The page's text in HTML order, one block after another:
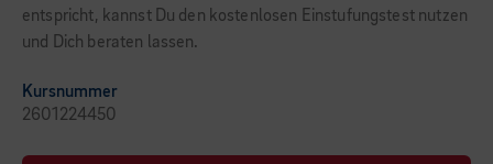
entspricht, kannst Du den kostenlosen Einstufungstest nutzen
und Dich beraten lassen.
Kursnummer
2601224450